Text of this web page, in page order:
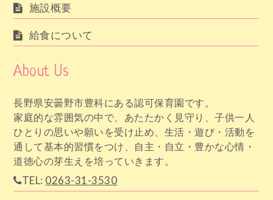
施設概要
給食について
About Us
長野県安曇野市豊科にある認可保育園です。
家庭的な雰囲気の中で、あたたかく見守り、子供一人
ひとりの思いや願いを受け止め、生活・遊び・活動を
通して基本的習慣をつけ、自主・自立・豊かな心情・
道徳心の芽生えを培っていきます。
TEL: 0263-31-3530